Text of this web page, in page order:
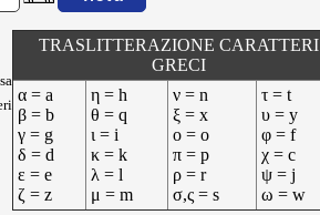
TRASLITTERAZIONE CARATTERI
GRECI
α = a
β = b
γ = g
δ = d
ε = e
ζ = z
η = h
θ = q
ι = i
κ = k
λ = l
μ = m
ν = n
ξ = x
ο = o
π = p
ρ = r
σ,ς = s
τ = t
υ = y
φ = f
χ = c
ψ = j
ω = w